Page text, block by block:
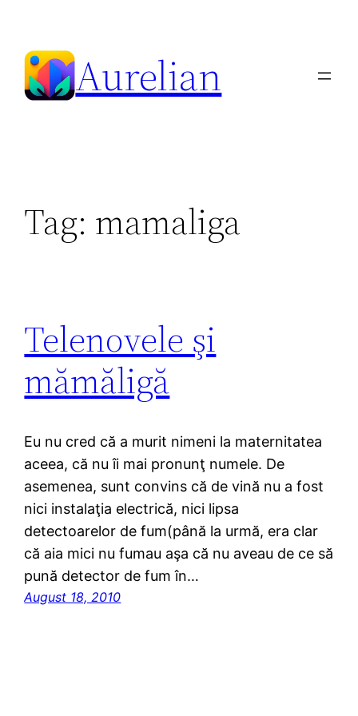
content
Aurelian
Tag: mamaliga
Telenovele şi
mămăligă
Eu nu cred că a murit nimeni la maternitatea
aceea, că nu îi mai pronunţ numele. De
asemenea, sunt convins că de vină nu a fost
nici instalaţia electrică, nici lipsa
detectoarelor de fum(până la urmă, era clar
că aia mici nu fumau aşa că nu aveau de ce să
pună detector de fum în…
August 18, 2010